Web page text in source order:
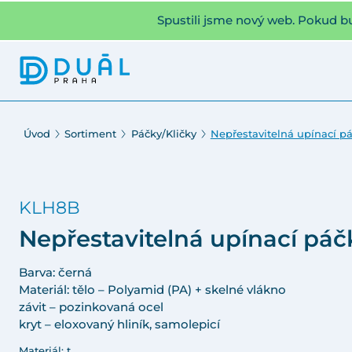
Spustili jsme nový web. Pokud
Úvod Sortiment Páčky/Kličky Nepřestavitelná upínací
KLH8B
Nepřestavitelná upínací
Barva: černá
Materiál: tělo – Polyamid (PA) + skelné vlákno
závit – pozinkovaná ocel
kryt – eloxovaný hliník, samolepicí